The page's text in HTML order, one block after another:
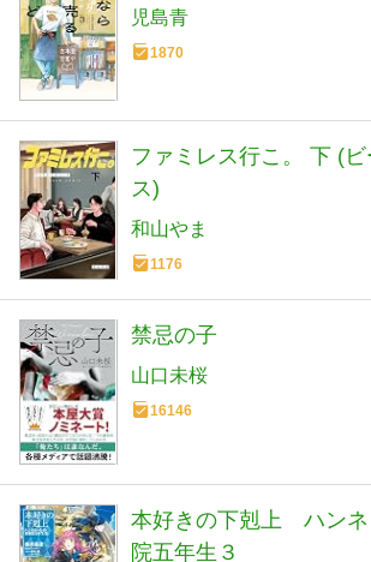
児島青
1870
ファミレス行こ。 下 (
ス)
和山やま
1176
禁忌の子
山口未桜
16146
本好きの下剋上 ハンネ
院五年生３